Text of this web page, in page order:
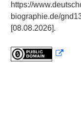
https://
biographie.de/
[08.08.2026].